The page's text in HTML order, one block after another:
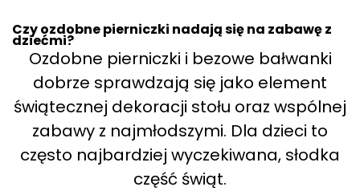
Czy ozdobne pierniczki nadają się na zabawę z
dziećmi?
Ozdobne pierniczki i bezowe bałwanki
dobrze sprawdzają się jako element
świątecznej dekoracji stołu oraz wspólnej
zabawy z najmłodszymi. Dla dzieci to
często najbardziej wyczekiwana, słodka
część świąt.